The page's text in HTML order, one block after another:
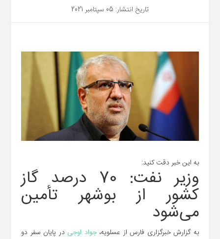
تاریخ انتشار: 05 سپتامبر 2021
به این خبر دقت کنید:
وزیر نفت: 70 درصد گاز
کشور از بوشهر تأمین
می‌شود
به گزارش خبرگزاری فارس از عسلویه،جواد اوجی در پایان سفر دو